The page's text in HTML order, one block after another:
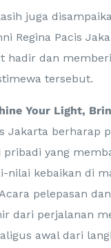
juga
Regina Pacis
hadir dan
tersebut.
Your Light,
Jakarta berharap
yang
nilai kebaikan di
pelepasan
dari perjalanan
awal dari